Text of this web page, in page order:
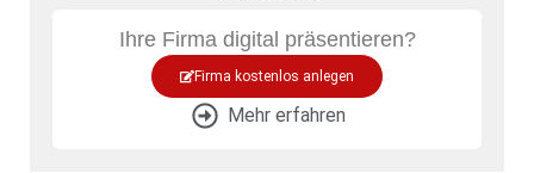
Ihre Firma digital präsentieren?
Firma kostenlos anlegen
Mehr erfahren